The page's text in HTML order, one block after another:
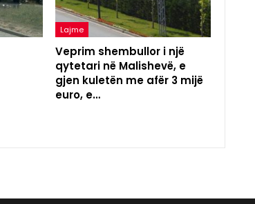
Lajme
Veprim shembullor i një
qytetari në Malishevë, e
gjen kuletën me afër 3 mijë
euro, e…